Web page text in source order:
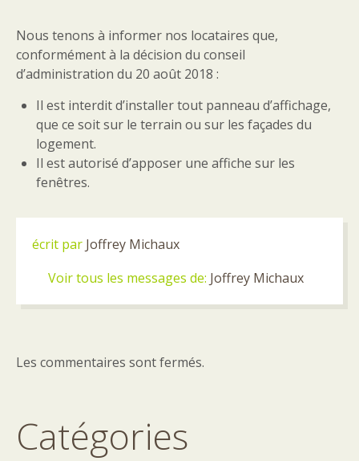
Nous tenons à informer nos locataires que,
conformément à la décision du conseil
d’administration du 20 août 2018 :
Il est interdit d’installer tout panneau d’affichage,
que ce soit sur le terrain ou sur les façades du
logement.
Il est autorisé d’apposer une affiche sur les
fenêtres.
écrit par Joffrey Michaux
Voir tous les messages de: Joffrey Michaux
Les commentaires sont fermés.
Catégories